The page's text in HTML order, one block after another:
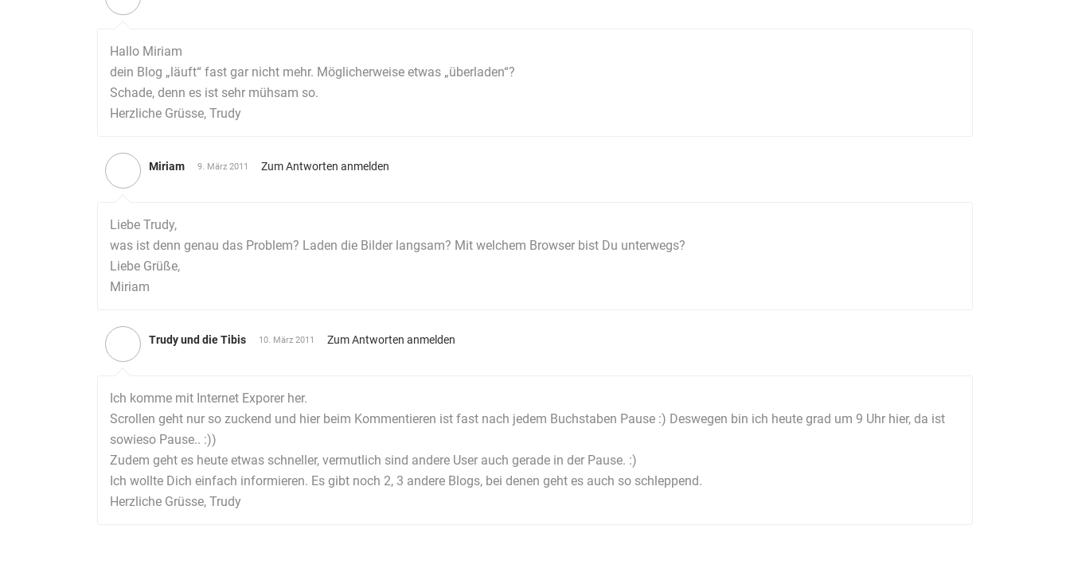
Hallo Miriam
dein Blog „läuft“ fast gar nicht mehr. Möglicherweise etwas „überladen“?
Schade, denn es ist sehr mühsam so.
Herzliche Grüsse, Trudy
Miriam 9. März 2011 Zum Antworten anmelden
Liebe Trudy,
was ist denn genau das Problem? Laden die Bilder langsam? Mit welchem Browser bist Du unterwegs?
Liebe Grüße,
Miriam
Trudy und die Tibis 10. März 2011 Zum Antworten anmelden
Ich komme mit Internet Exporer her.
Scrollen geht nur so zuckend und hier beim Kommentieren ist fast nach jedem Buchstaben Pause :) Deswegen bin ich heute grad um 9 Uhr hier, da ist
sowieso Pause.. :))
Zudem geht es heute etwas schneller, vermutlich sind andere User auch gerade in der Pause. :)
Ich wollte Dich einfach informieren. Es gibt noch 2, 3 andere Blogs, bei denen geht es auch so schleppend.
Herzliche Grüsse, Trudy